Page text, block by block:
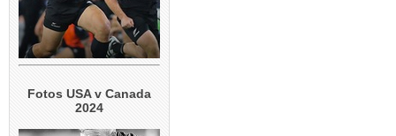
Fotos USA v Canada
2024